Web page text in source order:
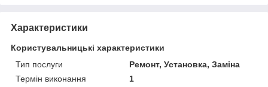
Характеристики
Користувальницькі характеристики
Тип послуги
Ремонт, Установка, Заміна
Термін виконання
1